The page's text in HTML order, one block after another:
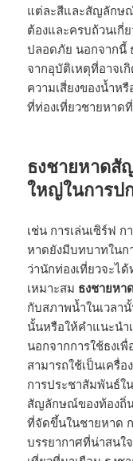
แต่ละสีและสัญลักษ
ต้องและครบถ้วนเกี่
ปลอดภัย นอกจากนี้
จากอุบัติเหตุที่อาจเ
ความเสี่ยงของน้ำห
ที่ท่องเที่ยวชายหาด
ธงชายหาดสั
ใหญ่ในการป
เช่น การเล่นเซิร์ฟ ก
หาดยังมีบทบาทในก
ว่านักท่องเที่ยวจะไ
เหมาะสม ธงชายหา
กับสภาพน้ำในเวลา
นั้นหรือให้คำแนะนำ
นอกจากการใช้ธงเ
สามารถใช้เป็นเครื่อ
การประชาสัมพันธ์ใ
สัญลักษณ์ของท้องถิ่
ที่จัดขึ้นในชายหาด ก
บรรยากาศที่น่าสนใ